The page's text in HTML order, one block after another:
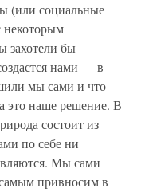
(или социальные
некоторым
захотели бы
нами — в
мы сами и что
это наше решение. В
состоит из
по себе ни
Мы сами
привносим в